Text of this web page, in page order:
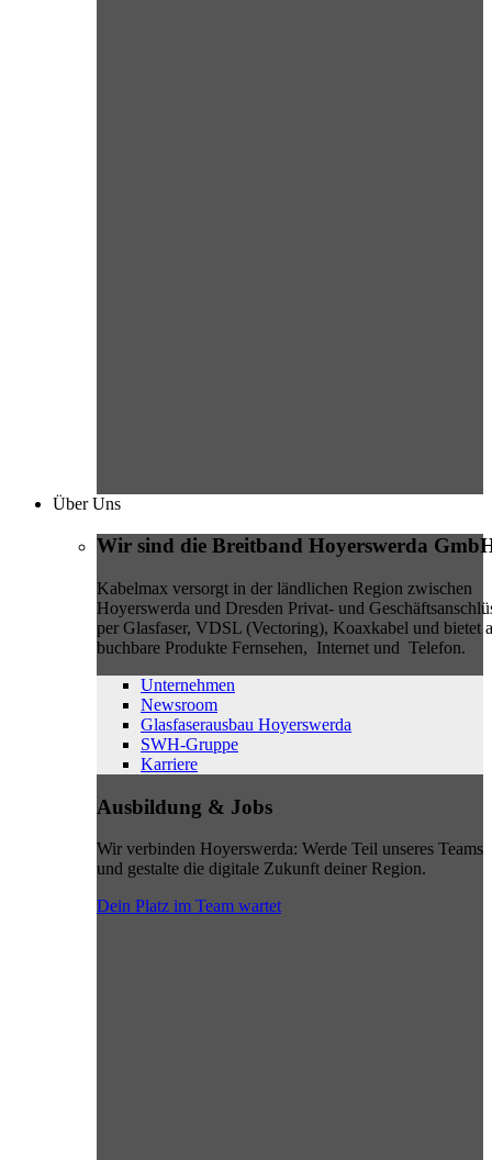
Über Uns
Wir sind die Breitband Hoyerswerda
Kabelmax versorgt in der ländlichen Region zwischen
Hoyerswerda und Dresden Privat- und
per Glasfaser, VDSL (Vectoring), Koaxkabel und bietet
buchbare Produkte Fernsehen, Internet und Telefon.
Unternehmen
Newsroom
Glasfaserausbau Hoyerswerda
SWH-Gruppe
Karriere
Ausbildung & Jobs
Wir verbinden Hoyerswerda: Werde Teil unseres Teams
und gestalte die digitale Zukunft deiner Region.
Dein Platz im Team wartet